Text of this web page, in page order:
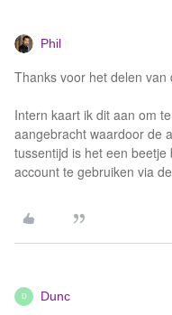
Phil
Thanks voor het delen van
Intern kaart ik dit aan om
aangebracht waardoor de
tussentijd is het een
account te gebruiken via
D Dunc